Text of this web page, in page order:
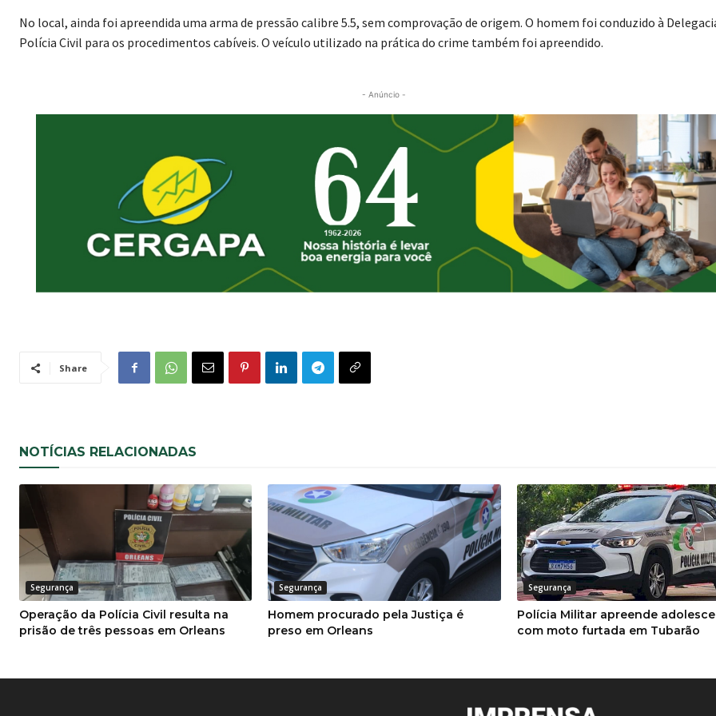
No local, ainda foi apreendida uma arma de pressão calibre 5.5, sem comprovação de origem. O homem foi conduzido à
Polícia Civil para os procedimentos cabíveis. O veículo utilizado na prática do crime também foi apreendido.
- Anúncio -
Share
NOTÍCIAS RELACIONADAS
Segurança
Operação da Polícia Civil resulta na
prisão de três pessoas em Orleans
Segurança
Homem procurado pela Justiça é
preso em Orleans
Segurança
Polícia Militar apreende
com moto furtada em Tubarão